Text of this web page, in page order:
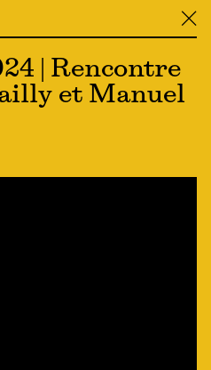
╳
| Rencontre
et Manuel